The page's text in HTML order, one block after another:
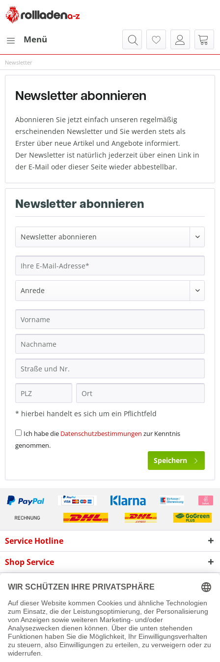
Menü
Newsletter
Newsletter abonnieren
Abonnieren Sie jetzt einfach unseren regelmäßig
erscheinenden Newsletter und Sie werden stets als
Erster über neue Artikel und Angebote informiert.
Der Newsletter ist natürlich jederzeit über einen Link in
der E-Mail oder dieser Seite wieder abbestellbar.
Newsletter abonnieren
* hierbei handelt es sich um ein Pflichtfeld
Ich habe die Datenschutzbestimmungen zur Kenntnis
genommen.
Speichern
Service Hotline
Shop Service
Informationen
Newsletter
Cookie-Einstellungen Newsletter Reklamation
Kontakt
Versand und Zahlungsbedingungen
Rückgabe